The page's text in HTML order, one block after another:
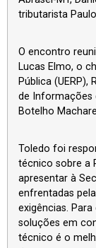
tributarista
O encontro
Lucas Elmo, o
Pública (UERP),
de Informações
Botelho
Toledo foi
técnico sobre a
apresentar à
enfrentadas
exigências.
soluções em
técnico é o